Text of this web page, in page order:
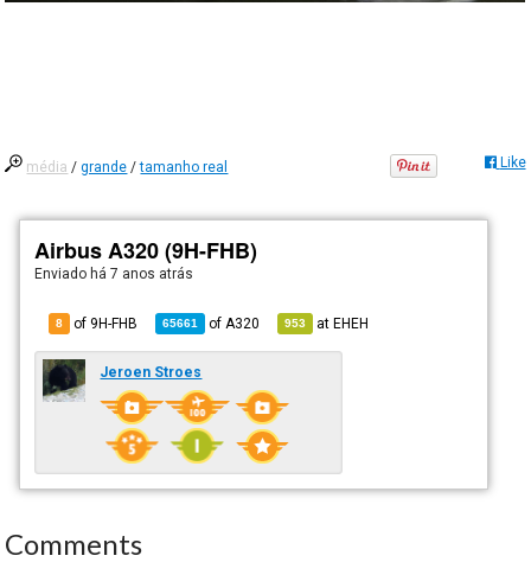
média /grande /tamanho real Like
Airbus A320 (9H-FHB)
Enviado há7 anos atrás
8 of 9H-FHB 65661 of A320 953 atEHEH
Jeroen Stroes
Comments